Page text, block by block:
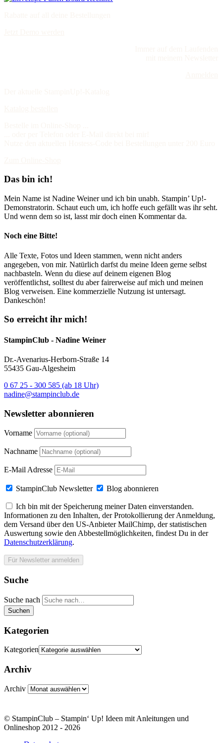
Das bin ich!
Mein Name ist Nadine Weiner und ich bin unabh. Stampin’ Up!-
Demonstratorin. Schaut euch um, ich hoffe euch gefällt was ihr seht.
Und wenn dem so ist, lasst mir doch einen Kommentar da.
Noch eine Bitte!
Alle Texte, Fotos und Ideen stammen, wenn nicht anders
angegeben, von mir. Natürlich darfst du meine Ideen gerne selbst
nachbasteln. Wenn du diese auf deinem eigenen Blog
veröffentlichst, solltest du aber fairerweise auf mich und meinen
Blog verweisen. Eine kommerzielle Nutzung ist untersagt.
Dankeschön!
So erreicht ihr mich!
StampinClub - Nadine Weiner
Dr.-Avenarius-Herborn-Straße 14
55435 Gau-Algesheim
0 67 25 - 300 585 (ab 18 Uhr)
nadine@stampinclub.de
Newsletter abonnieren
Vorname
Nachname
E-Mail Adresse
StampinClub Newsletter Blog abonnieren
Ich bin mit der Speicherung meiner Daten einverstanden.
Informationen zu den Inhalten, der Protokollierung der Anmeldung,
dem Versand über den US-Anbieter MailChimp, der statistischen
Auswertung sowie den Abbestellmöglichkeiten, findest Du in der
Datenschutzerklärung.
Suche
Suche nach
Suchen
Kategorien
Kategorien
Archiv
Archiv
© StampinClub – Stampin‘ Up! Ideen mit Anleitungen und
Onlineshop 2012 - 2026